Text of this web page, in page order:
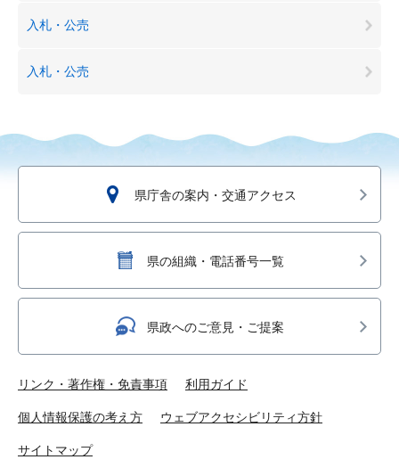
入札・公売
入札・公売
県庁舎の案内・交通アクセス
県の組織・電話番号一覧
県政へのご意見・ご提案
リンク・著作権・免責事項 利用ガイド
個人情報保護の考え方 ウェブアクセシビリティ方針
サイトマップ